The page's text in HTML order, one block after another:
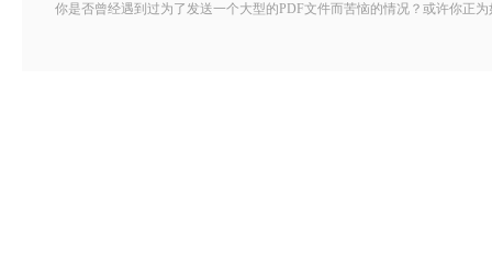
你是否曾经遇到过为了发送一个大型的PDF文件而苦恼的情况？或许你正